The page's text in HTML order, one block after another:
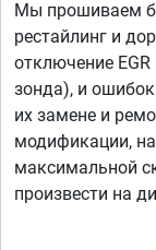
Мы прошиваем
рестайлинг и
отключение
зонда), и
их замене и
модификации,
максимальной
произвести на